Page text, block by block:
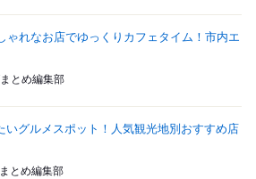
ゃれなお店でゆっくりカフェタイム！市内エ
とめ編集部
いグルメスポット！人気観光地別おすすめ店
とめ編集部